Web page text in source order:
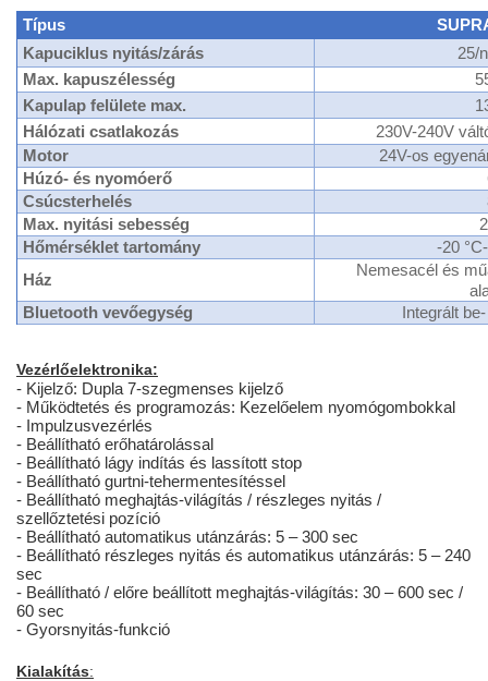
Típus
Kapuciklus nyitás/zárás
25/
Max. kapuszélesség
Kapulap felülete max.
Hálózati csatlakozás
230V-240V
Motor
24V-os
Húzó- és nyomóerő
Csúcsterhelés
Max. nyitási sebesség
Hőmérséklet tartomány
-20
Ház
Nemesacél és
Bluetooth vevőegység
Integrált
Vezérlőelektronika:
- Kijelző: Dupla 7-szegmenses kijelző
- Működtetés és programozás: Kezelőelem nyomógombokkal
- Impulzusvezérlés
- Beállítható erőhatárolással
- Beállítható lágy indítás és lassított stop
- Beállítható gurtni-tehermentesítéssel
- Beállítható meghajtás-világítás / részleges nyitás /
szellőztetési pozíció
- Beállítható automatikus utánzárás: 5 – 300 sec
- Beállítható részleges nyitás és automatikus utánzárás: 5 – 240
sec
- Beállítható / előre beállított meghajtás-világítás: 30 – 600 sec /
60 sec
- Gyorsnyitás-funkció
Kialakítás: